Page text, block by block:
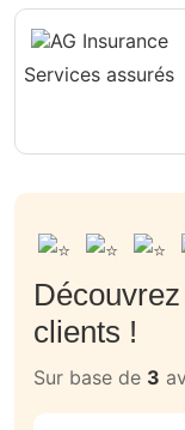
Services assurés
clients !
Sur base de 3